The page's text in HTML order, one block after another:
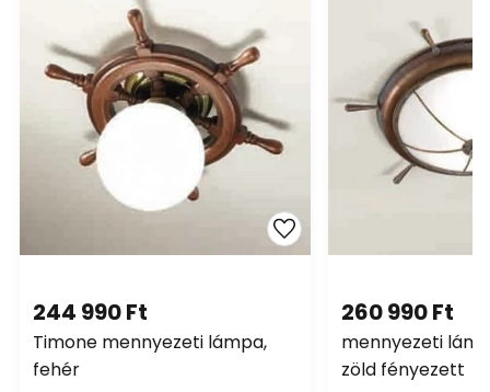
244 990 Ft
Timone mennyezeti lámpa,
fehér
260 990 Ft
mennyezeti
zöld fényezett